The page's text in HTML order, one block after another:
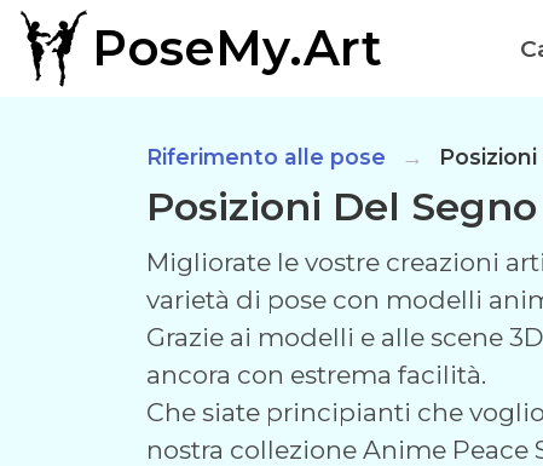
PoseMy.Art
Riferimento alle pose
Posizioni Del
Migliorate le vostre creazioni
varietà di pose con modelli
Grazie ai modelli e alle scene
ancora con estrema facilità.
Che siate principianti che
nostra collezione Anime Peace